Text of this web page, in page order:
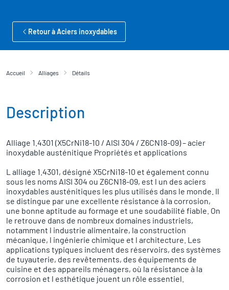
Retour à Aciers inoxydables
Accueil Alliages Détails
Description
Alliage 1.4301 (X5CrNi18-10 / AISI 304 / Z6CN18-09) – acier
inoxydable austénitique Propriétés et applications
L alliage 1.4301, désigné X5CrNi18-10 et également connu
sous les noms AISI 304 ou Z6CN18-09, est l un des aciers
inoxydables austénitiques les plus utilisés dans le monde. Il
se distingue par une excellente résistance à la corrosion,
une bonne aptitude au formage et une soudabilité fiable. On
le retrouve dans de nombreux domaines industriels,
notamment l industrie alimentaire, la construction
mécanique, l ingénierie chimique et l architecture. Les
applications typiques incluent des réservoirs, des systèmes
de tuyauterie, des revêtements, des équipements de
cuisine et des appareils ménagers, où la résistance à la
corrosion et l esthétique jouent un rôle essentiel.